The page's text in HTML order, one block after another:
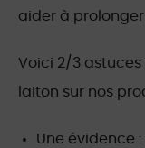
aider à
Voici 2/3
laiton sur nos
Une évidence